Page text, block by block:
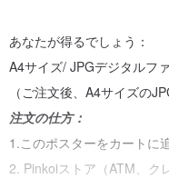
あなたが得るでしょう：
A4サイズ/ JPGデジタルフ
（ご注文後、A4サイズの
注文の仕方：
1.このポスターをカートに
2. Pinkoiストア（ATM、ク